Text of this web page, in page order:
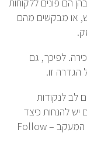
או מבקשים מהם
לפיכך, גם
הגדרה זו.
לב לנקודות
יש להנחות כיצד
המעקב –
Follow